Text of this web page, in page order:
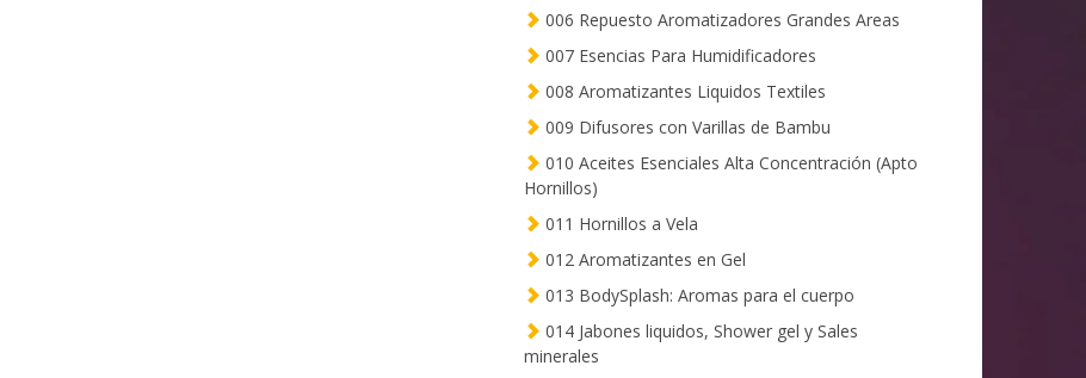
006 Repuesto Aromatizadores Grandes Areas
007 Esencias Para Humidificadores
008 Aromatizantes Liquidos Textiles
009 Difusores con Varillas de Bambu
010 Aceites Esenciales Alta Concentración (Apto
Hornillos)
011 Hornillos a Vela
012 Aromatizantes en Gel
013 BodySplash: Aromas para el cuerpo
014 Jabones liquidos, Shower gel y Sales
minerales